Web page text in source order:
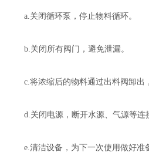
a.关闭循环泵，停止物料循环。
b.关闭所有阀门，避免泄漏。
c.将浓缩后的物料通过出料阀卸出
d.关闭电源，断开水源、气源等连
e.清洁设备，为下一次使用做好准